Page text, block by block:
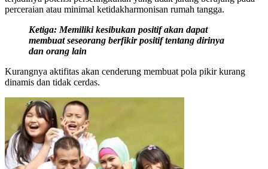
perceraian atau minimal ketidakharmonisan rumah tangga.
Ketiga: Memiliki kesibukan positif akan dapat
membuat seseorang berfikir positif tentang dirinya
dan orang lain
Kurangnya aktifitas akan cenderung membuat pola pikir kurang
dinamis dan tidak cerdas.